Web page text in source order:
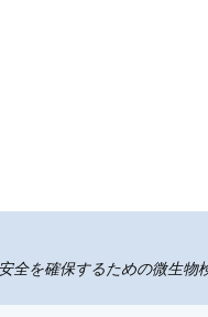
全を確保するための微生物